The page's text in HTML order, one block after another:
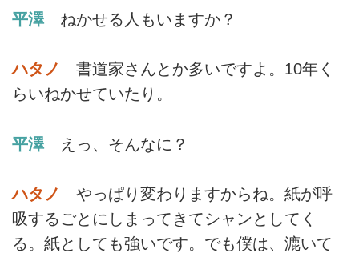
平澤ねかせる人もいますか？
ハタノ
書道家さんとか多いですよ。10年く
らいねかせていたり。
平澤えっ、そんなに？
ハタノ
やっぱり変わりますからね。紙が呼
吸するごとにしまってきてシャンとしてく
る。紙としても強いです。でも僕は、漉いて